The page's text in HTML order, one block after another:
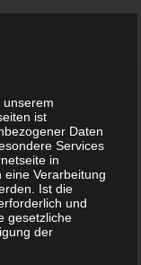
ist
Daten
Services
in
Verarbeitung
Ist die
und
gesetzliche
der